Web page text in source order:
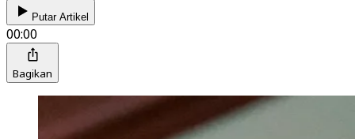
Putar Artikel
00:00
Bagikan